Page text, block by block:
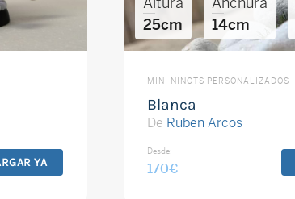
YA
25cm
14cm
MINI NINOTS PERSONALIZADOS
Blanca
De Ruben Arcos
Desde:
170€